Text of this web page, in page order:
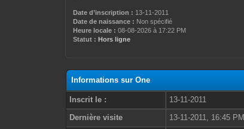
Date d’inscription : 13-11-2011
Date de naissance : Non spécifié
Heure locale : 08-08-2026 à 17:22 PM
Statut : Hors ligne
Informations sur One
Inscrit le :
13-11-2011
Dernière visite
13-11-2011, 16:45 PM